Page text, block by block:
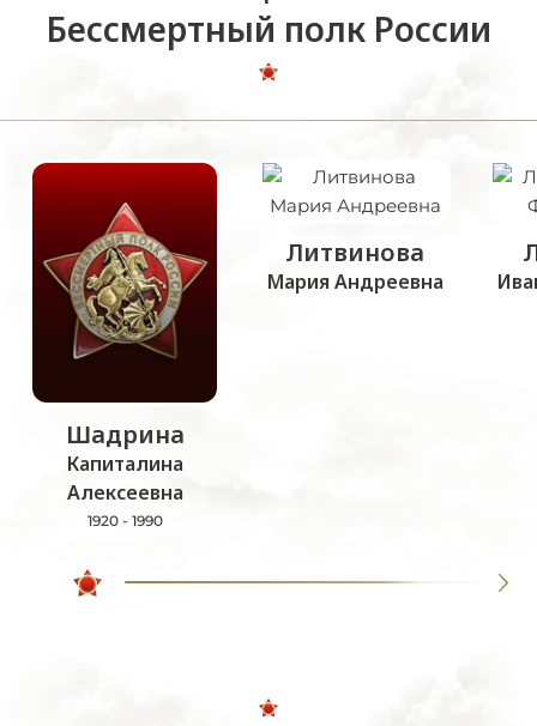
Бессмертный полк России
Шадрина
Капиталина
Алексеевна
1920 - 1990
Литвинова
Мария Андреевна